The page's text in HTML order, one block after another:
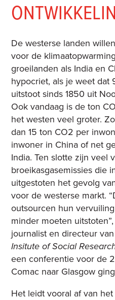
De westerse landen
voor de
groeilanden als India en
hypocriet, als je weet dat
uitstoot sinds 1850 uit
Ook vandaag is de ton
het westen veel groter.
dan 15 ton CO2 per
inwoner in China of net
India. Ten slotte zijn veel
broeikasgasemissies die
uitgestoten het gevolg
voor de westerse markt.
outsourcen hun
minder moeten
journalist en directeur
Insitute of Social
een conferentie voor de
Comac naar Glasgow
Het leidt vooral af van